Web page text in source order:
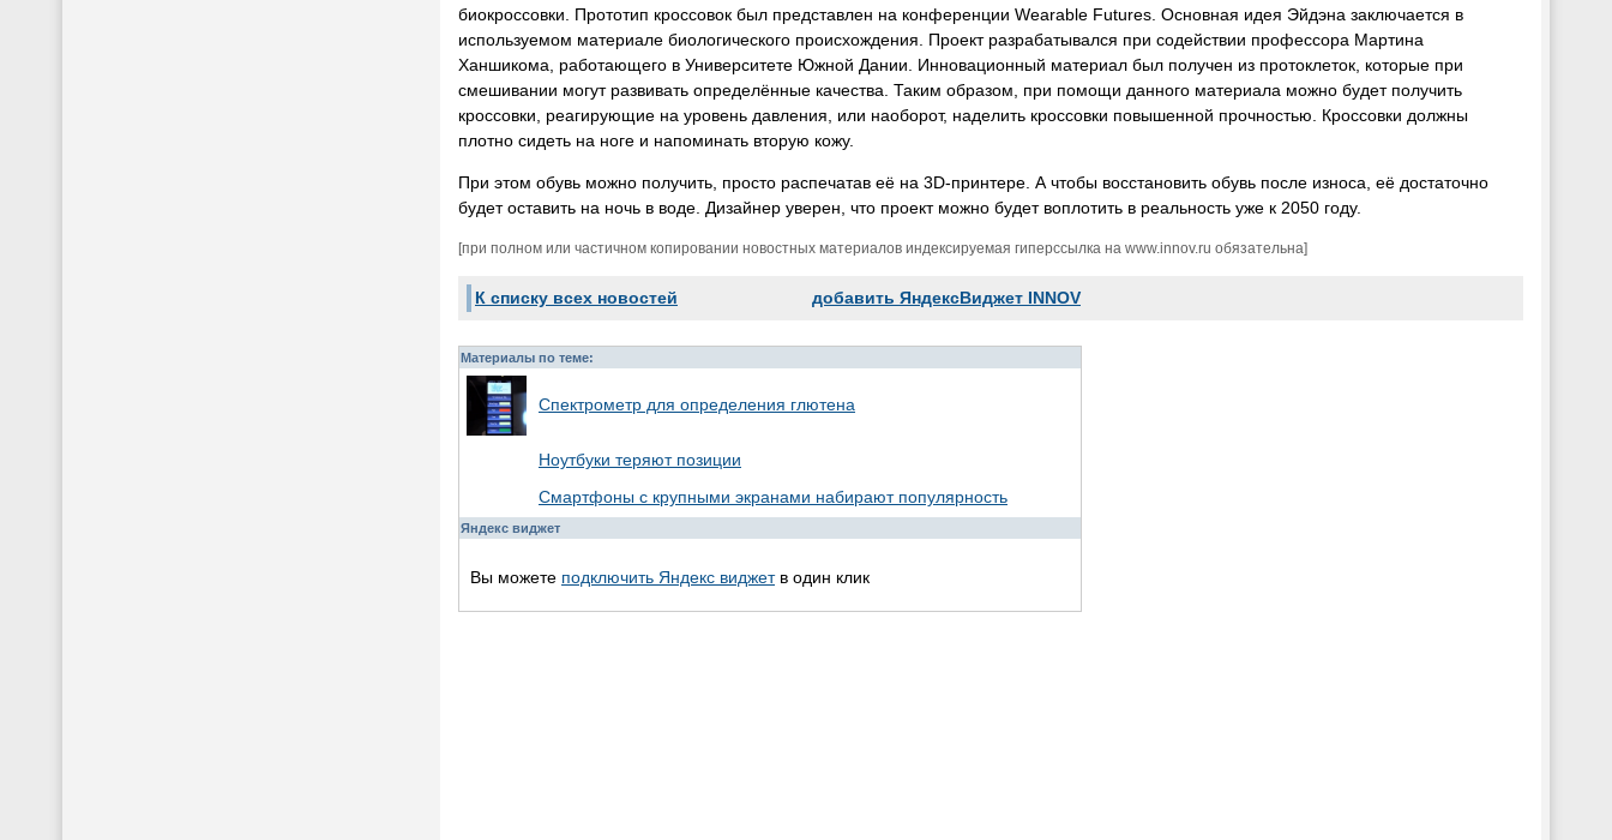
биокроссовки. Прототип кроссовок был представлен на конференции Wearable Futures. Основная идея Эйдэна заключается в
используемом материале биологического происхождения. Проект разрабатывался при содействии профессора Мартина
Ханшикома, работающего в Университете Южной Дании. Инновационный материал был получен из протоклеток, которые при
смешивании могут развивать определённые качества. Таким образом, при помощи данного материала можно будет получить
кроссовки, реагирующие на уровень давления, или наоборот, наделить кроссовки повышенной прочностью. Кроссовки должны
плотно сидеть на ноге и напоминать вторую кожу.
При этом обувь можно получить, просто распечатав её на 3D-принтере. А чтобы восстановить обувь после износа, её достаточно
будет оставить на ночь в воде. Дизайнер уверен, что проект можно будет воплотить в реальность уже к 2050 году.
[при полном или частичном копировании новостных материалов индексируемая гиперссылка на www.innov.ru обязательна]
К списку всех новостей добавить ЯндексВиджет INNOV
Материалы по теме:
Спектрометр для определения глютена
Ноутбуки теряют позиции
Смартфоны с крупными экранами набирают популярность
Яндекс виджет
Вы можете подключить Яндекс виджетв один клик